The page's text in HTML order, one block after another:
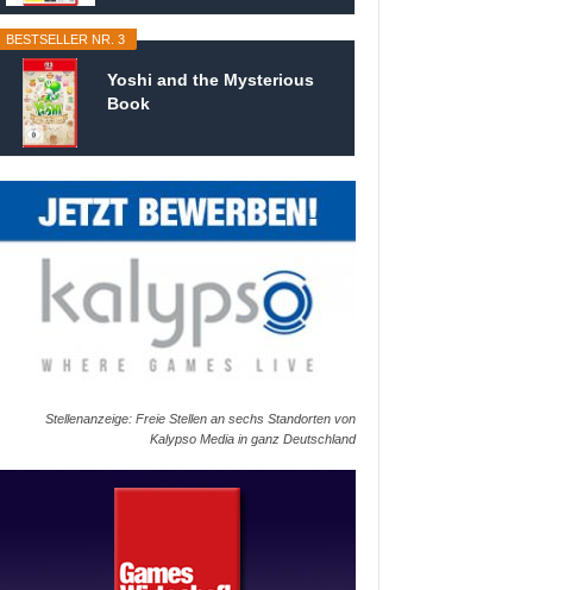
BESTSELLER NR. 3
Yoshi and the Mysterious
Book
Stellenanzeige: Freie Stellen an sechs Standorten von
Kalypso Media in ganz Deutschland